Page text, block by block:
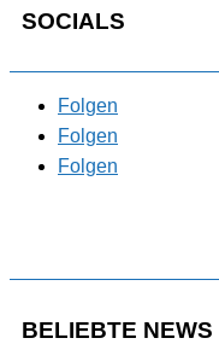
SOCIALS
Folgen
Folgen
Folgen
BELIEBTE NEWS